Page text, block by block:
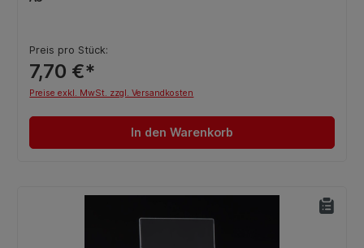
Preis pro Stück:
7,70 €*
Preise exkl. MwSt. zzgl. Versandkosten
In den Warenkorb